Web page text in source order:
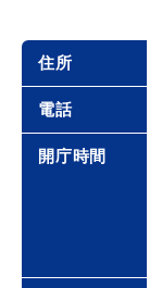
住所
電話
開庁時間